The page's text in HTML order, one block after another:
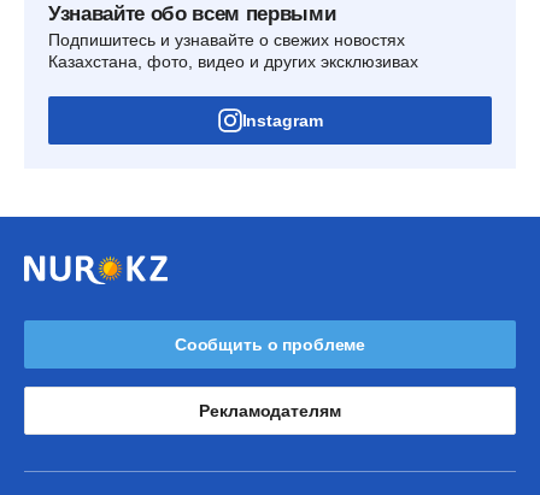
Узнавайте обо всем первыми
Подпишитесь и узнавайте о свежих новостях
Казахстана, фото, видео и других эксклюзивах
Instagram
Сообщить о проблеме
Рекламодателям